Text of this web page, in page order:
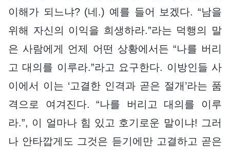
이해가 되느냐? (네.) 예를 들어 보겠다. “남을
위해 자신의 이익을 희생하라.”라는 덕행의 말
은 사람에게 언제 어떤 상황에서든 “나를 버리
고 대의를 이루라.”라고 요구한다. 이방인들 사
이에서 이는 ‘고결한 인격과 곧은 절개’라는 품
격으로 여겨진다. “나를 버리고 대의를 이루
라.”, 이 얼마나 힘 있고 호기로운 말이냐! 그러
나 안타깝게도 그것은 듣기에만 고결하고 곧은